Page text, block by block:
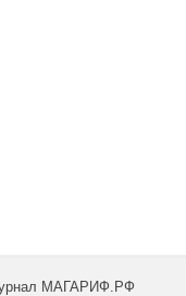
МАГАРИФ.РФ